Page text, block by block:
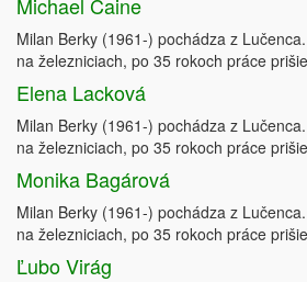
Milan Berky (1961-) pochádza z
na železniciach, po 35 rokoch práce
Elena Lacková
Milan Berky (1961-) pochádza z
na železniciach, po 35 rokoch práce
Monika Bagárová
Milan Berky (1961-) pochádza z
na železniciach, po 35 rokoch práce
Ľubo Virág